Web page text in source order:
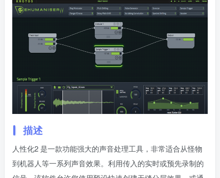
描述
人性化2 是一款功能强大的声音处理工具，非常适合从怪物
到机器人等一系列声音效果。利用传入的实时或预先录制的